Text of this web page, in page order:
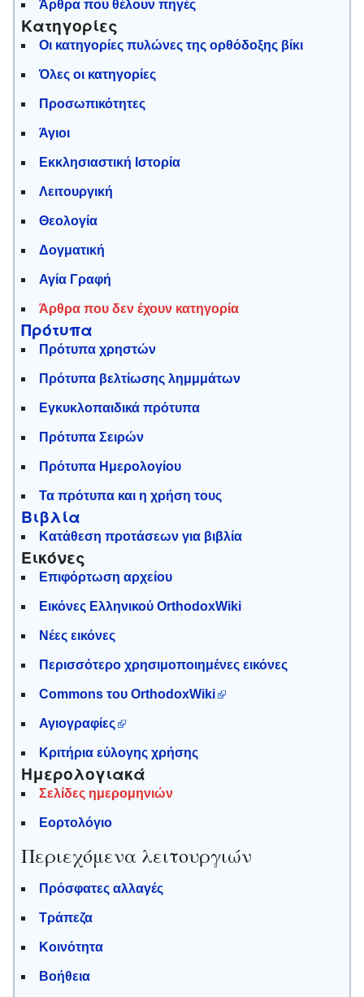
Άρθρα που θέλουν πηγές
Κατηγορίες
Οι κατηγορίες πυλώνες της ορθόδοξης βίκι
Όλες οι κατηγορίες
Προσωπικότητες
Άγιοι
Εκκλησιαστική Ιστορία
Λειτουργική
Θεολογία
Δογματική
Αγία Γραφή
Άρθρα που δεν έχουν κατηγορία
Πρότυπα
Πρότυπα χρηστών
Πρότυπα βελτίωσης λημμμάτων
Εγκυκλοπαιδικά πρότυπα
Πρότυπα Σειρών
Πρότυπα Ημερολογίου
Τα πρότυπα και η χρήση τους
Βιβλία
Κατάθεση προτάσεων για βιβλία
Εικόνες
Επιφόρτωση αρχείου
Εικόνες Ελληνικού OrthodoxWiki
Νέες εικόνες
Περισσότερο χρησιμοποιημένες εικόνες
Commons του OrthodoxWiki
Αγιογραφίες
Κριτήρια εύλογης χρήσης
Ημερολογιακά
Σελίδες ημερομηνιών
Εορτολόγιο
Περιεχόμενα λειτουργιών
Πρόσφατες αλλαγές
Τράπεζα
Κοινότητα
Βοήθεια